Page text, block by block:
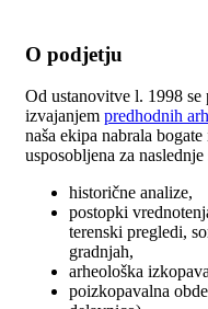
O podjetju
Od ustanovitve l. 1998
izvajanjem predhodnih
naša ekipa nabrala
usposobljena za
historične analize,
postopki
terenski pregledi,
gradnjah,
arheološka
poizkopavalna